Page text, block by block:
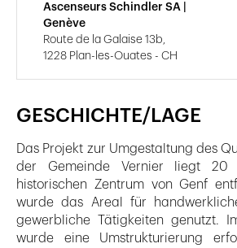
GESCHICHTE/LAGE
Das Projekt zur Umgestaltung des
der Gemeinde Vernier liegt 20
historischen Zentrum von Genf
wurde das Areal für
gewerbliche Tätigkeiten genutzt.
wurde eine Umstrukturierung
Ascenseurs Schindler SA |
Genève
Route de la Galaise 13b,
1228 Plan-les-Ouates - CH